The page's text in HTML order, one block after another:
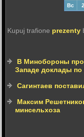
Вс
2
Kupuj trafione prezenty
В Минобороны
Западе доклады
Сагинтаев
Максим
минсельхоза